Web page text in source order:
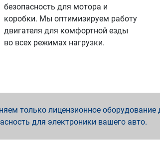
безопасность для мотора и
коробки. Мы оптимизируем работу
двигателя для комфортной езды
во всех режимах нагрузки.
только лицензионное оборудование
для электроники вашего авто.